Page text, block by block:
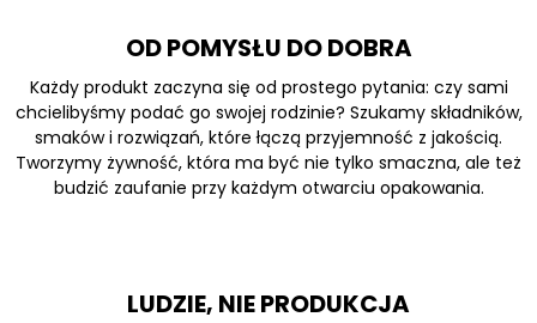
OD POMYSŁU DO DOBRA
Każdy produkt zaczyna się od prostego pytania: czy sami
chcielibyśmy podać go swojej rodzinie? Szukamy składników,
smaków i rozwiązań, które łączą przyjemność z jakością.
Tworzymy żywność, która ma być nie tylko smaczna, ale też
budzić zaufanie przy każdym otwarciu opakowania.
LUDZIE, NIE PRODUKCJA